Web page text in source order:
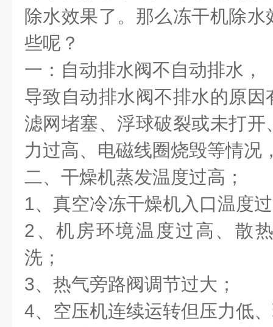
除水效果了。那么冻干机除
些呢？
一：自动排水阀不自动排水，
导致自动排水阀不排水的原
滤网堵塞、浮球破裂或未打
力过高、电磁线圈烧毁等情况
二、干燥机蒸发温度过高；
1、真空冷冻干燥机入口温度
2 、机房环境温度过高、散
洗；
3、热气旁路阀调节过大；
4、空压机连续运转但压力低